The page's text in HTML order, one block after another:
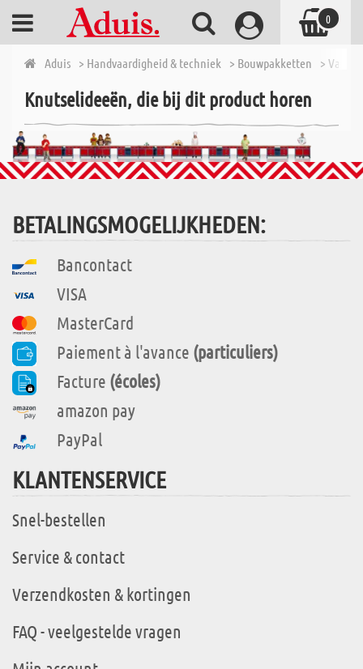
Aduis > Handvaardigheid & techniek > Bouwpakketten > Van
Knutselideeën, die bij dit product horen
BETALINGSMOGELIJKHEDEN:
Bancontact
VISA
MasterCard
Paiement à l'avance (particuliers)
Facture (écoles)
amazon pay
PayPal
KLANTENSERVICE
Snel-bestellen
Service & contact
Verzendkosten & kortingen
FAQ - veelgestelde vragen
0